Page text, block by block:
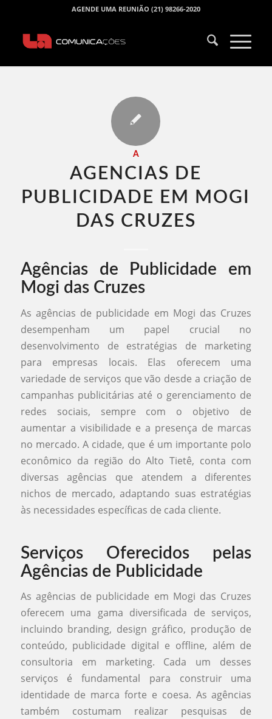
AGENDE UMA REUNIÃO (21) 98266-2020
A
AGENCIAS DE
PUBLICIDADE EM MOGI
DAS CRUZES​
Agências de Publicidade em
Mogi das Cruzes
As agências de publicidade em Mogi das Cruzes
desempenham um papel crucial no
desenvolvimento de estratégias de marketing
para empresas locais. Elas oferecem uma
variedade de serviços que vão desde a criação de
campanhas publicitárias até o gerenciamento de
redes sociais, sempre com o objetivo de
aumentar a visibilidade e a presença de marcas
no mercado. A cidade, que é um importante polo
econômico da região do Alto Tietê, conta com
diversas agências que atendem a diferentes
nichos de mercado, adaptando suas estratégias
às necessidades específicas de cada cliente.
Serviços Oferecidos pelas
Agências de Publicidade
As agências de publicidade em Mogi das Cruzes
oferecem uma gama diversificada de serviços,
incluindo branding, design gráfico, produção de
conteúdo, publicidade digital e offline, além de
consultoria em marketing. Cada um desses
serviços é fundamental para construir uma
identidade de marca forte e coesa. As agências
também costumam realizar pesquisas de